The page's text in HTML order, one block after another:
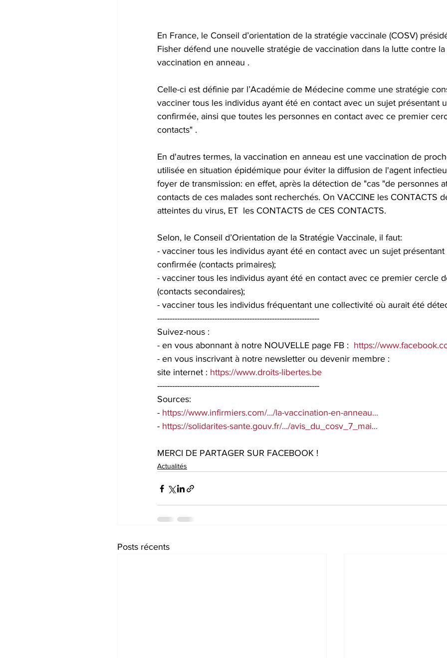
En France, le Conseil d’orientation de la stratégie vaccinale (COSV)
Fisher défend une nouvelle stratégie de vaccination dans la lutte contre la
vaccination en anneau .
Celle-ci est définie par l’Académie de Médecine comme une stratégie
vacciner tous les individus ayant été en contact avec un sujet présentant
confirmée, ainsi que toutes les personnes en contact avec ce premier
contacts" .
En d'autres termes, la vaccination en anneau est une vaccination de
utilisée en situation épidémique pour éviter la diffusion de l'agent
foyer de transmission: en effet, après la détection de "cas "de personnes
contacts de ces malades sont recherchés. On VACCINE les CONTACTS
atteintes du virus, ET  les CONTACTS de CES CONTACTS.
Selon, le Conseil d’Orientation de la Stratégie Vaccinale, il faut:
- vacciner tous les individus ayant été en contact avec un sujet
confirmée (contacts primaires);
- vacciner tous les individus ayant été en contact avec ce premier cercle
(contacts secondaires);
- vacciner tous les individus fréquentant une collectivité où aurait été
-----------------------------------------------------------------
Suivez-nous :
- en vous abonnant à notre NOUVELLE page FB : https://
- en vous inscrivant à notre newsletter ou devenir membre :
site internet : https://www.droits-libertes.be
-----------------------------------------------------------------
Sources:
- https://www.infirmiers.com/.../la-vaccination-en-anneau...
- https://solidarites-sante.gouv.fr/.../avis_du_cosv_7_mai...
MERCI DE PARTAGER SUR FACEBOOK !
Actualités
Posts récents